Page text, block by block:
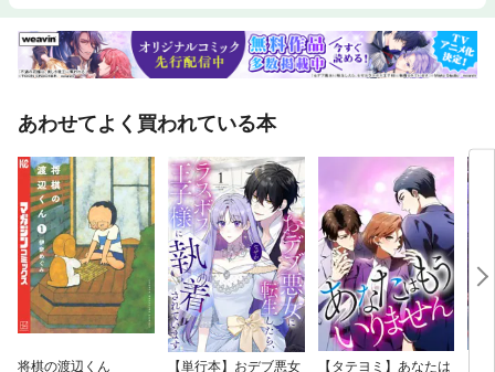
あわせてよく買われている本
将棋の渡辺くん
【単行本】おデブ悪女
【タテヨミ】あなたは